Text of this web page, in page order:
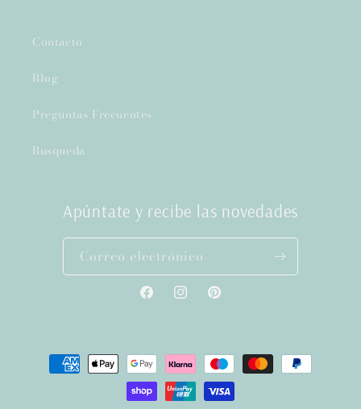
Contacto
Blog
Preguntas Frecuentes
Busqueda
Apúntate y recibe las novedades
Correo electrónico
FacebookInstagramPinterest
Formas